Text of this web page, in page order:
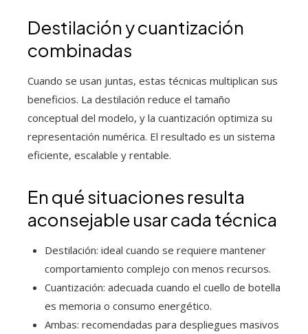
Destilación y cuantización
combinadas
Cuando se usan juntas, estas técnicas multiplican sus
beneficios. La destilación reduce el tamaño
conceptual del modelo, y la cuantización optimiza su
representación numérica. El resultado es un sistema
eficiente, escalable y rentable.
En qué situaciones resulta
aconsejable usar cada técnica
Destilación: ideal cuando se requiere mantener
comportamiento complejo con menos recursos.
Cuantización: adecuada cuando el cuello de botella
es memoria o consumo energético.
Ambas: recomendadas para despliegues masivos